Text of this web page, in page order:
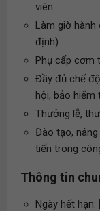
viên
Làm giờ hành
định).
Phụ cấp cơm
Đầy đủ chế
hội, bảo hiểm
Thưởng lễ,
Đào tạo,
tiến trong
Thông tin
Ngày hết